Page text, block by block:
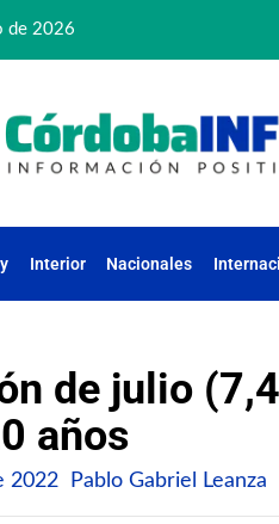
de 2026
Interior Nacionales
de julio
años
2022 Pablo Gabriel Leanza